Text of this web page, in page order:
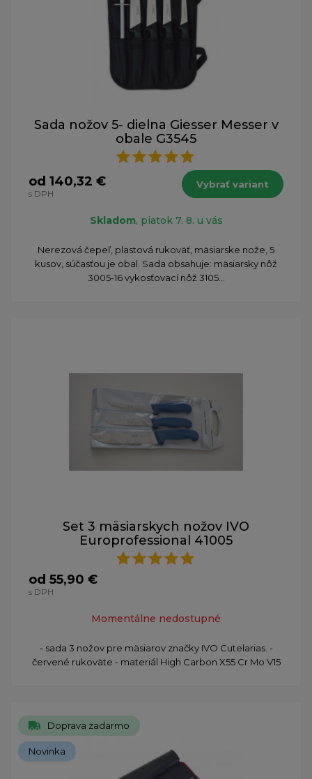
Sada nožov 5- dielna Giesser Messer v
obale G3545
od 140,32 €
s DPH
Vybrať variant
Skladom, piatok 7. 8. u vás
Nerezová čepeľ, plastová rukoväť, mäsiarske nože, 5
kusov, súčasťou je obal. Sada obsahuje: mäsiarsky nôž
3005-16 vykosťovací nôž 3105...
Set 3 mäsiarskych nožov IVO
Europrofessional 41005
od 55,90 €
s DPH
Momentálne nedostupné
- sada 3 nožov pre mäsiarov značky IVO Cutelarias. -
červené rukoväte - materiál High Carbon X55 Cr Mo V15
Doprava zadarmo
Novinka